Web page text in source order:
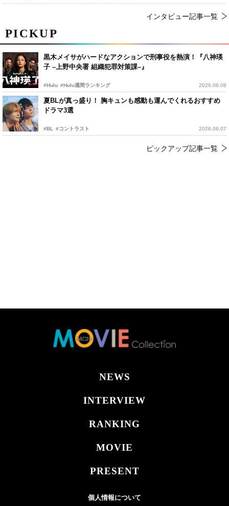
PICKUP
黒木メイサがハードなアクションで刑事役を熱演！『八神瑛
子 –上野中央署 組織犯罪対策課–』
#Hulu #Hulu週間ランキング 2026.08.08
夏BLが真っ盛り！ 胸キュンも感動も運んでくれるおすすめ
ドラマ3選
#BL #コントラスト 2026.08.07
ピックアップ記事一覧
インタビュー記事一覧
NEWS
INTERVIEW
RANKING
MOVIE
PRESENT
個人情報について